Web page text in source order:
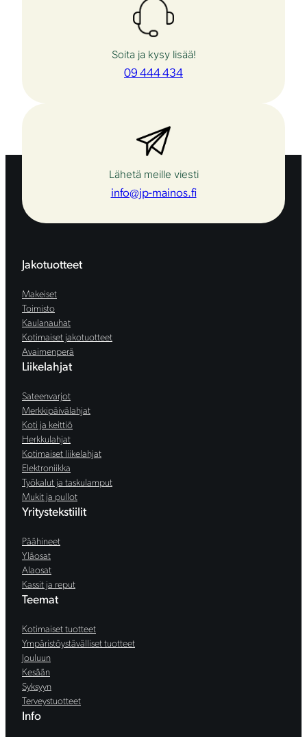
Soita ja kysy lisää!
09 444 434
Lähetä meille viesti
info@jp-mainos.fi
Jakotuotteet
Makeiset
Toimisto
Kaulanauhat
Kotimaiset jakotuotteet
Avaimenperä
Liikelahjat
Sateenvarjot
Merkkipäivälahjat
Koti ja keittiö
Herkkulahjat
Kotimaiset liikelahjat
Elektroniikka
Työkalut ja taskulamput
Mukit ja pullot
Yritystekstiilit
Päähineet
Yläosat
Alaosat
Kassit ja reput
Teemat
Kotimaiset tuotteet
Ympäristöystävälliset tuotteet
Jouluun
Kesään
Syksyyn
Terveystuotteet
Info